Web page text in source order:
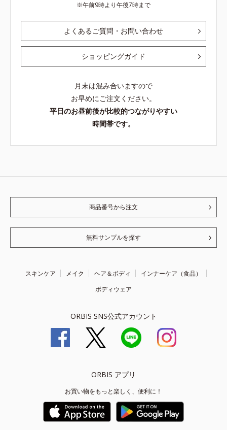
午前9時より午後7時まで
よくあるご質問・お問い合わせ
ショッピングガイド
月末は混み合いますので
お早めにご注文ください。
平日のお昼前後が比較的つながりやすい
時間帯です。
商品番号から注文
無料サンプルを探す
スキンケア メイク ヘア＆ボディ
インナーケア（食品）
ボディウェア
ORBIS SNS公式アカウント
ORBIS アプリ
お買い物をもっと楽しく、便利に！